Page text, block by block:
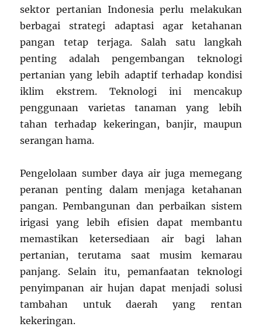
sektor pertanian Indonesia perlu melakukan
berbagai strategi adaptasi agar ketahanan
pangan tetap terjaga. Salah satu langkah
penting adalah pengembangan teknologi
pertanian yang lebih adaptif terhadap kondisi
iklim ekstrem. Teknologi ini mencakup
penggunaan varietas tanaman yang lebih
tahan terhadap kekeringan, banjir, maupun
serangan hama.
Pengelolaan sumber daya air juga memegang
peranan penting dalam menjaga ketahanan
pangan. Pembangunan dan perbaikan sistem
irigasi yang lebih efisien dapat membantu
memastikan ketersediaan air bagi lahan
pertanian, terutama saat musim kemarau
panjang. Selain itu, pemanfaatan teknologi
penyimpanan air hujan dapat menjadi solusi
tambahan untuk daerah yang rentan
kekeringan.